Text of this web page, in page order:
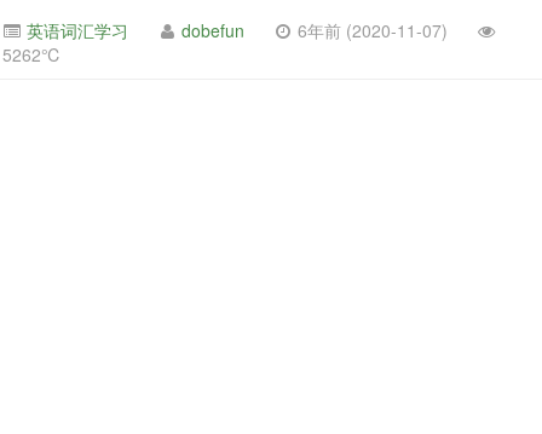
英语词汇学习 dobefun
6年前 (2020-11-07)
5262℃